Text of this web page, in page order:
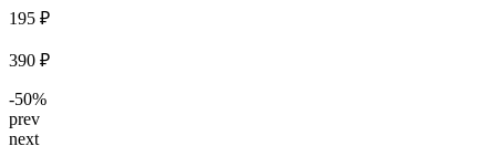
195 ₽
390 ₽
-50%
prev
next